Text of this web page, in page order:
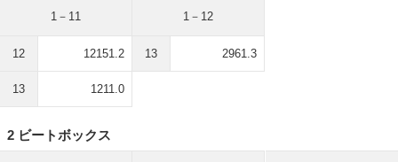
1－11
12 12151.2
13 1211.0
1－12
13 2961.3
2 ビートボックス